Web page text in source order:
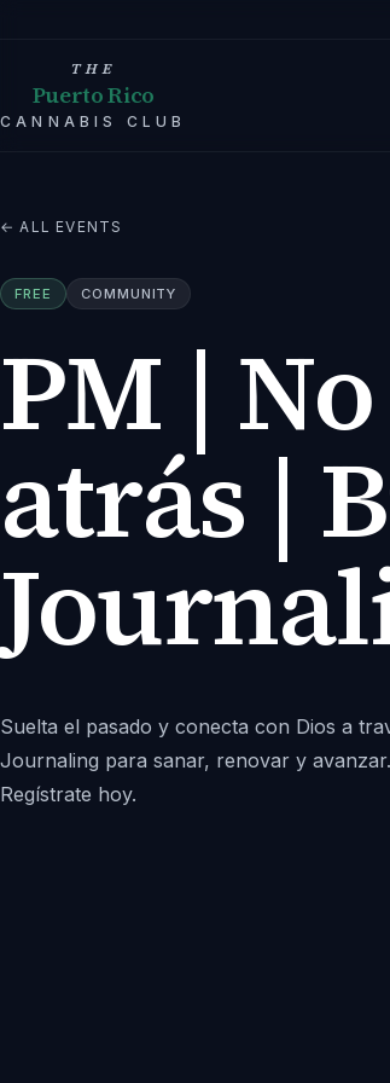
THE
Puerto Rico
CANNABIS CLUB
← ALL EVENTS
FREE COMMUNITY
PM |
atrás |
Suelta el pasado y conecta con Dios a
Journaling para sanar, renovar y
Regístrate hoy.